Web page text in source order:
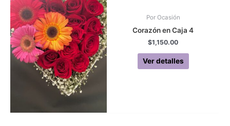
Por Ocasión
Corazón en Caja 4
$1,150.00
Ver detalles